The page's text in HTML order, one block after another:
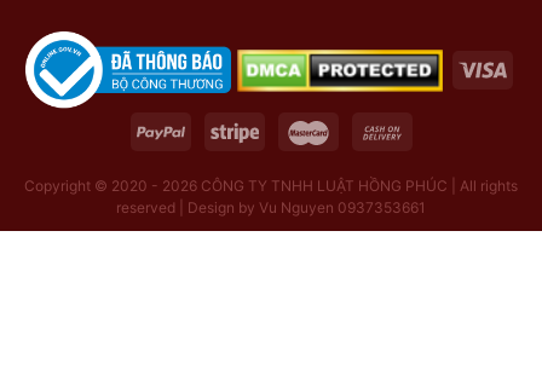
Copyright © 2020 - 2026 CÔNG TY TNHH LUẬT HỒNG PHÚC | All rights
reserved | Design by Vu Nguyen 0937353661